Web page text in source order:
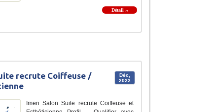
Détail ››
Déc,
2022
recrute Coiffeuse /
Imen Salon Suite recrute Coiffeuse et